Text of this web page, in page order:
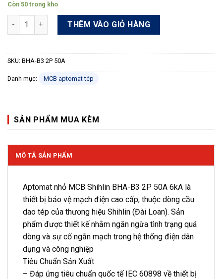
Còn 50 trong kho
Aptomat nhỏ MCB Shihlin BHA-B3 2P 50A 6kA số lượng
THÊM VÀO GIỎ HÀNG
SKU: BHA-B3 2P 50A
Danh mục: MCB aptomat tép
SẢN PHẨM MUA KÈM
MÔ TẢ SẢN PHẨM
Aptomat nhỏ MCB Shihlin BHA-B3 2P 50A 6kA là
thiết bị bảo vệ mạch điện cao cấp, thuộc dòng cầu
dao tép của thương hiệu Shihlin (Đài Loan). Sản
phẩm được thiết kế nhằm ngăn ngừa tình trạng quá
dòng và sự cố ngắn mạch trong hệ thống điện dân
dụng và công nghiệp
Tiêu Chuẩn Sản Xuất
– Đáp ứng tiêu chuẩn quốc tế IEC 60898 về thiết bị